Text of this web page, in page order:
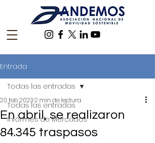
Entrada
Todas las entradas
Informes de Mercados
Todas las entradas
En abril, se realizaron
84.345 traspasos
20 feb 20232 min de lectura